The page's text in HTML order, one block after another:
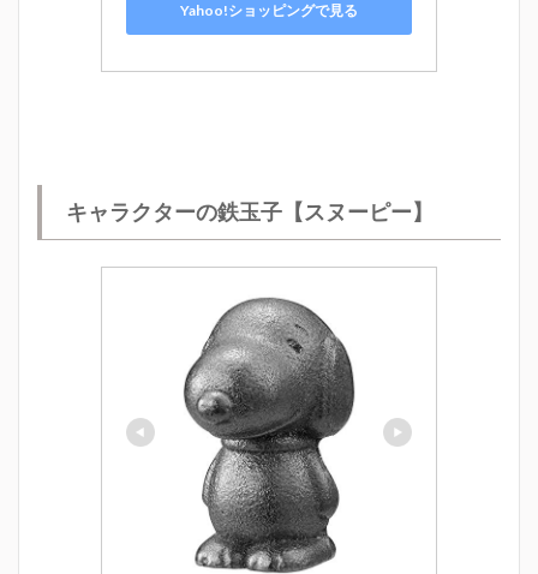
Yahoo!ショッピングで見る
キャラクターの鉄玉子【スヌーピー】